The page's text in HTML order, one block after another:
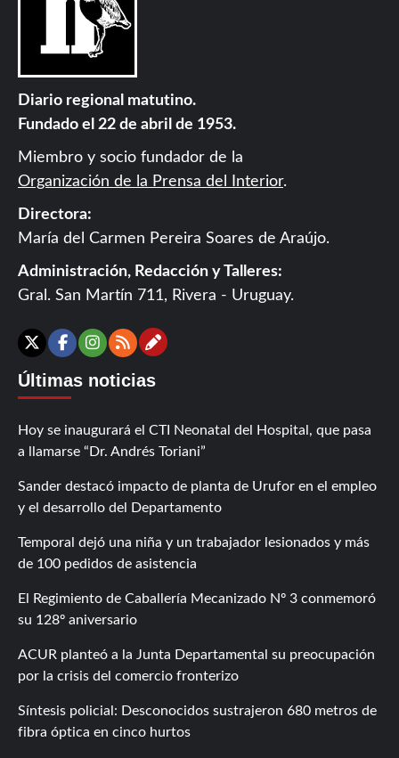
Diario regional matutino.
Fundado el 22 de abril de 1953.
Miembro y socio fundador de la
Organización de la Prensa del Interior.
Directora:
María del Carmen Pereira Soares de Araújo.
Administración, Redacción y Talleres:
Gral. San Martín 711, Rivera - Uruguay.
X Facebook
Instagram
RSSContáctanos
Últimas noticias
Hoy se inaugurará el CTI Neonatal del Hospital, que pasa
a llamarse “Dr. Andrés Toriani”
Sander destacó impacto de planta de Urufor en el empleo
y el desarrollo del Departamento
Temporal dejó una niña y un trabajador lesionados y más
de 100 pedidos de asistencia
El Regimiento de Caballería Mecanizado Nº 3 conmemoró
su 128º aniversario
ACUR planteó a la Junta Departamental su preocupación
por la crisis del comercio fronterizo
Síntesis policial: Desconocidos sustrajeron 680 metros de
fibra óptica en cinco hurtos